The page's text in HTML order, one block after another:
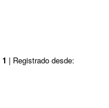
1 | Registrado desde: